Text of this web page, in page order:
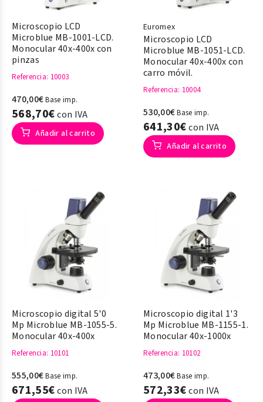
Microscopio LCD
Microblue MB-1001-LCD.
Monocular 40x-400x con
pinzas
Referencia: 10003
470,00€Base imp.
568,70€con IVA
Añadir al carrito
Euromex
Microscopio LCD
Microblue MB-1051-LCD.
Monocular 40x-400x con
carro móvil.
Referencia: 10004
530,00€Base imp.
641,30€con IVA
Añadir al carrito
Microscopio digital 5'0
Mp Microblue MB-1055-5.
Monocular 40x-400x
Referencia: 10101
555,00€Base imp.
671,55€con IVA
Microscopio digital 1'3
Mp Microblue MB-1155-1.
Monocular 40x-1000x
Referencia: 10102
473,00€Base imp.
572,33€con IVA